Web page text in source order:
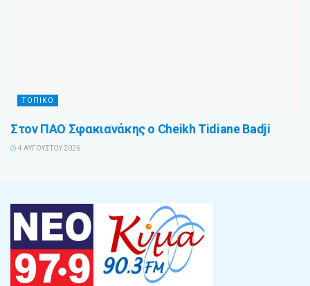
ΤΟΠΙΚΟ
Στον ΠΑΟ Σφακιανάκης ο Cheikh Tidiane Badji
4 ΑΥΓΟΎΣΤΟΥ 2026